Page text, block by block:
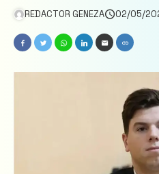
REDACTOR GENEZA 02/05/